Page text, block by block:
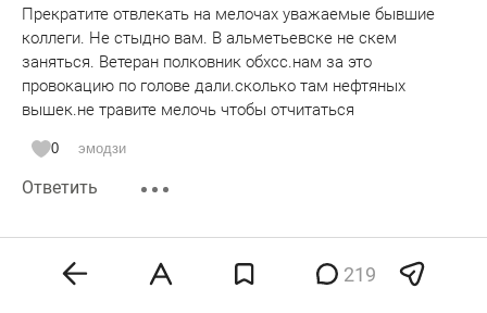
Прекратите отвлекать на мелочах уважаемые бывшие
коллеги. Не стыдно вам. В альметьевске не скем
заняться. Ветеран полковник обхсс.нам за это
провокацию по голове дали.сколько там нефтяных
вышек.не травите мелочь чтобы отчитаться
0 эмодзи
Ответить
4 Апреля 2018 13:56 219